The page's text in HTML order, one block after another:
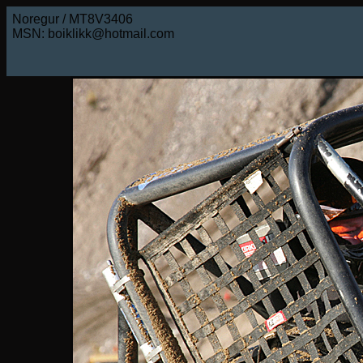
Noregur / MT8V3406
MSN: boiklikk@hotmail.com